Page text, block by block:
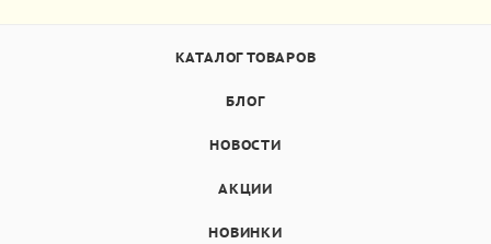
КАТАЛОГ ТОВАРОВ
БЛОГ
НОВОСТИ
АКЦИИ
НОВИНКИ